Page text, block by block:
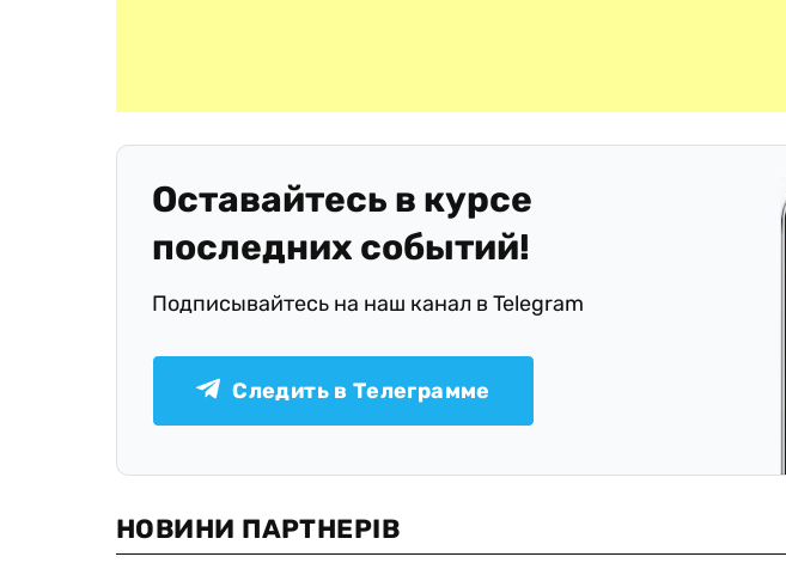
Оставайтесь в курсе
последних событий!
Подписывайтесь на наш канал в Telegram
Следить в Телеграмме